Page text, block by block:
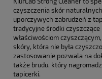
czyszczenia skór
uporczywych zabrudzeń z
tradycyjne środki
właściwościom
skóry, która nie była
zastosowanie pozwala na
także brudu, który
tapicerki.